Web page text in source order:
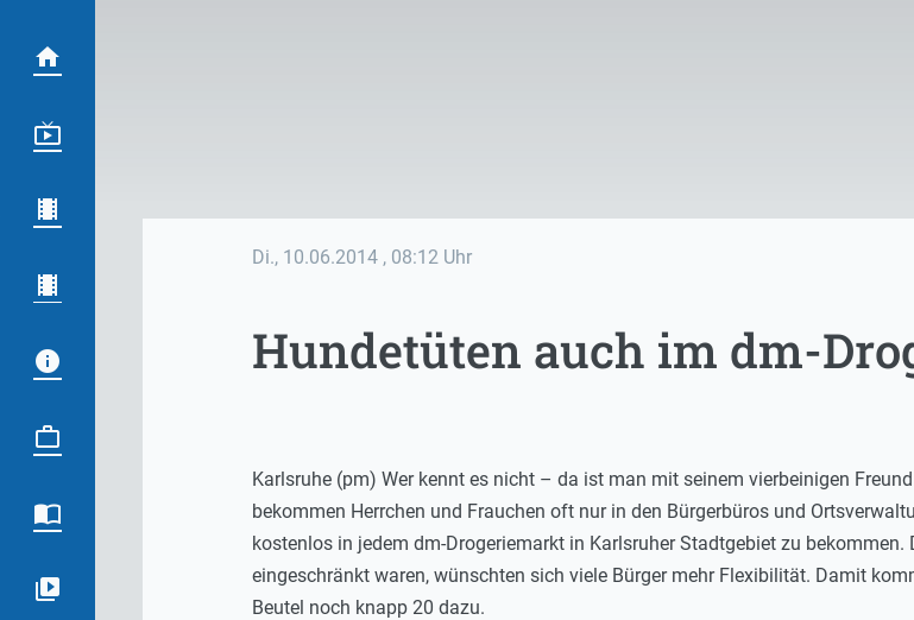
Di., 10.06.2014 , 08:12 Uhr
Hundetüten auch im dm-
Karlsruhe (pm) Wer kennt es nicht – da ist man mit seinem vierbeinigen
bekommen Herrchen und Frauchen oft nur in den Bürgerbüros und
kostenlos in jedem dm-Drogeriemarkt in Karlsruher Stadtgebiet zu
eingeschränkt waren, wünschten sich viele Bürger mehr Flexibilität. Damit
Beutel noch knapp 20 dazu.